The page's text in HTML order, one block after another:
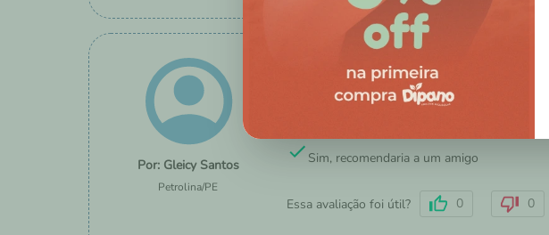
Gleicy Santos
Petrolina/PE
esse é uma ótima opção de absorvente extra,
Sim, recomendaria a um amigo
Essa avaliação foi útil? 0 0